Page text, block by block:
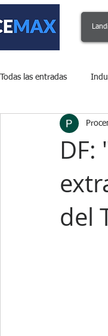
Todas las entradas
del